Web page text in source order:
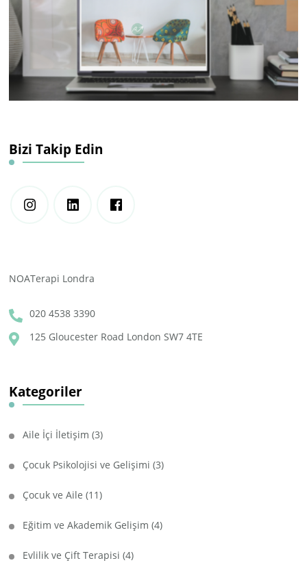
Bizi Takip Edin
NOATerapi Londra
020 4538 3390
125 Gloucester Road London SW7 4TE
Kategoriler
Aile İçi İletişim (3)
Çocuk Psikolojisi ve Gelişimi (3)
Çocuk ve Aile (11)
Eğitim ve Akademik Gelişim (4)
Evlilik ve Çift Terapisi (4)